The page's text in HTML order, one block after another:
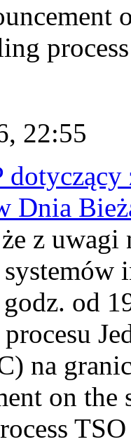
22:55
Dnia
z uwagi
od
na
on